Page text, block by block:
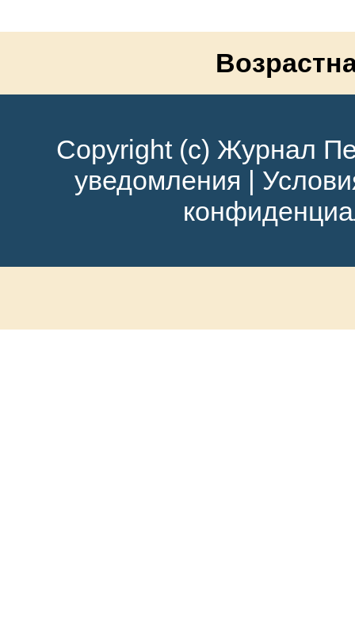
Copyright (c) Журнал
уведомления |